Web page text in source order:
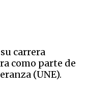
carrera
como parte de
(UNE).